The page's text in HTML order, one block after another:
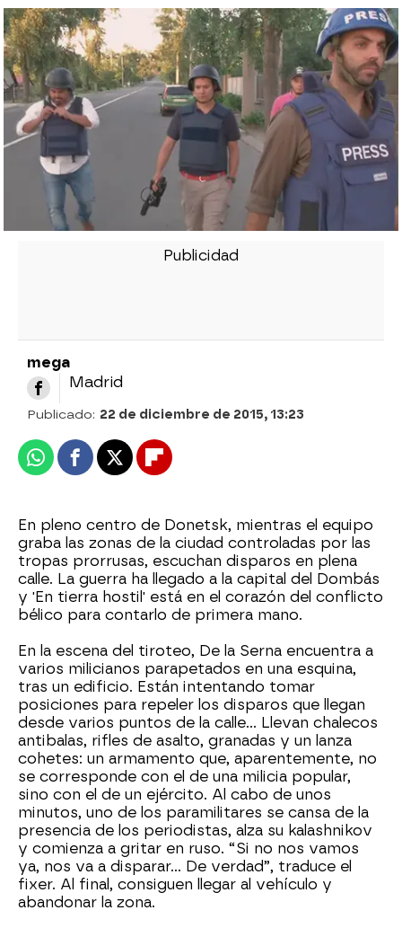
mega
Madrid
Publicado: 22 de diciembre de 2015, 13:23
WhatsappFacebook
X Flipboard
En pleno centro de Donetsk, mientras el equipo
graba las zonas de la ciudad controladas por las
tropas prorrusas, escuchan disparos en plena
calle. La guerra ha llegado a la capital del Dombás
y 'En tierra hostil' está en el corazón del conflicto
bélico para contarlo de primera mano.
En la escena del tiroteo, De la Serna encuentra a
varios milicianos parapetados en una esquina,
tras un edificio. Están intentando tomar
posiciones para repeler los disparos que llegan
desde varios puntos de la calle… Llevan chalecos
antibalas, rifles de asalto, granadas y un lanza
cohetes: un armamento que, aparentemente, no
se corresponde con el de una milicia popular,
sino con el de un ejército. Al cabo de unos
minutos, uno de los paramilitares se cansa de la
presencia de los periodistas, alza su kalashnikov
y comienza a gritar en ruso. “Si no nos vamos
ya, nos va a disparar… De verdad”, traduce el
fixer. Al final, consiguen llegar al vehículo y
abandonar la zona.